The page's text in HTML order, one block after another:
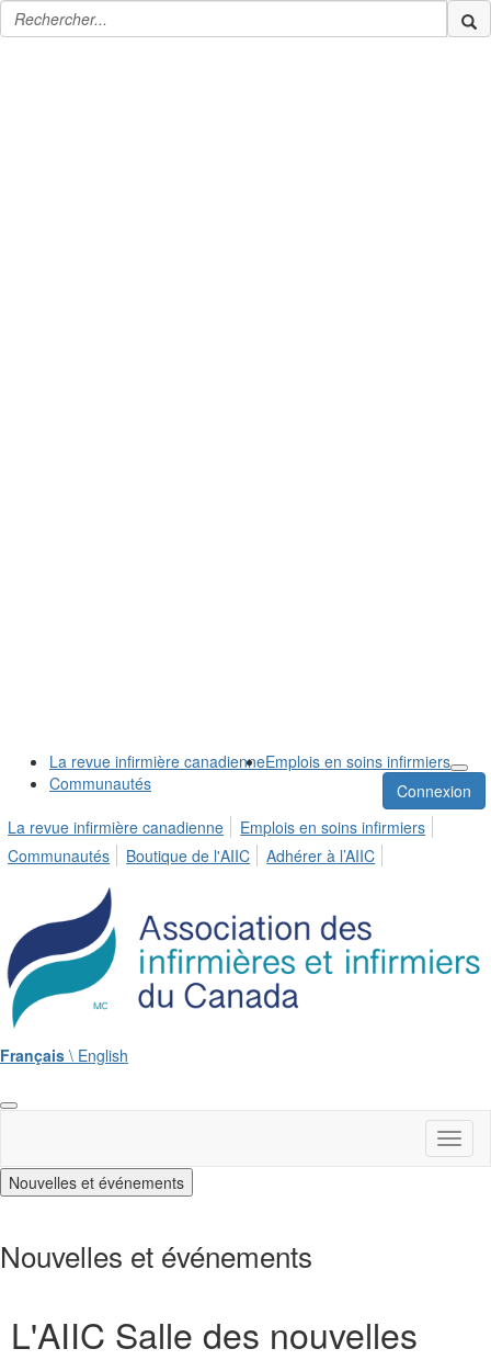
La revue infirmière canadienneEmplois en soins infirmiers
Communautés
Connexion
La revue infirmière canadienne
Emplois en soins infirmiers
Communautés
Boutique de l'AIIC Adhérer à l’AIIC
Français \ English
Nouvelles et événements
Nouvelles et événements
L'AIIC Salle des nouvelles